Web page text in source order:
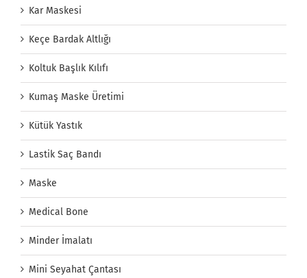
Kar Maskesi
Keçe Bardak Altlığı
Koltuk Başlık Kılıfı
Kumaş Maske Üretimi
Kütük Yastık
Lastik Saç Bandı
Maske
Medical Bone
Minder İmalatı
Mini Seyahat Çantası